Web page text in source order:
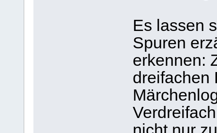
Es lassen
Spuren
erkennen:
dreifachen